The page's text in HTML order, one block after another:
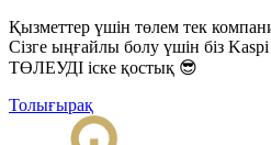
Қызметтер үшін төлем тек
Сізге ыңғайлы болу үшін біз
ТӨЛЕУДІ іске қостық 😎
Толығырақ